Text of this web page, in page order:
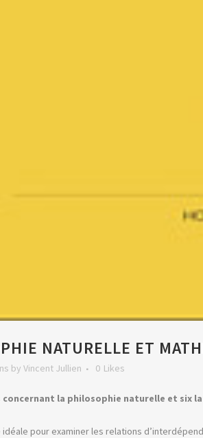
NATURELLE ET
by Vincent Jullien 0 Likes
la philosophie naturelle et six
idéale pour examiner les relations